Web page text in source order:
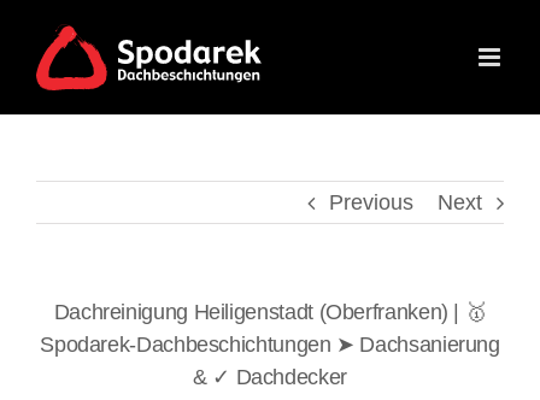
content
Previous Next
Dachreinigung Heiligenstadt (Oberfranken) | 🥇
Spodarek-Dachbeschichtungen ➤ Dachsanierung
& ✓ Dachdecker